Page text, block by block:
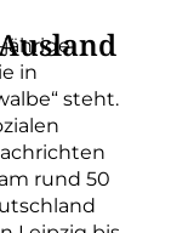
jährige
in
steht.
rund 50